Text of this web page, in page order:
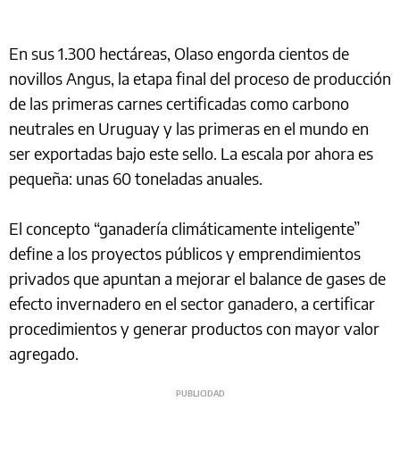
En sus 1.300 hectáreas, Olaso engorda cientos de
novillos Angus, la etapa final del proceso de producción
de las primeras carnes certificadas como carbono
neutrales en Uruguay y las primeras en el mundo en
ser exportadas bajo este sello. La escala por ahora es
pequeña: unas 60 toneladas anuales.
El concepto “ganadería climáticamente inteligente”
define a los proyectos públicos y emprendimientos
privados que apuntan a mejorar el balance de gases de
efecto invernadero en el sector ganadero, a certificar
procedimientos y generar productos con mayor valor
agregado.